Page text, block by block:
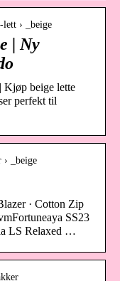
› _beige
| Ny
Kjøp beige lette
perfekt til
_beige
· Cotton Zip
SS23
LS Relaxed …